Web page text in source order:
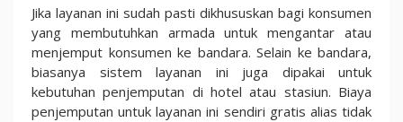
Jika layanan ini sudah pasti dikhususkan bagi konsumen
yang membutuhkan armada untuk mengantar atau
menjemput konsumen ke bandara. Selain ke bandara,
biasanya sistem layanan ini juga dipakai untuk
kebutuhan penjemputan di hotel atau stasiun. Biaya
penjemputan untuk layanan ini sendiri gratis alias tidak